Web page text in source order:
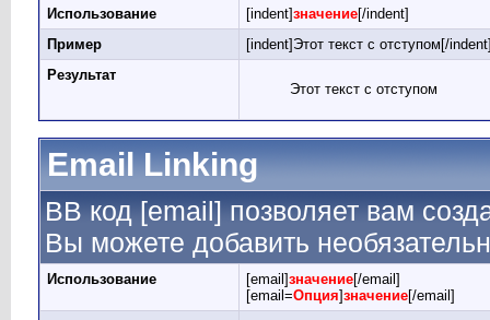
Использование [indent]значение[/indent]
Пример
[indent]Этот текст с отступом[/
Результат
Этот текст с отступом
Email Linking
BB код [email] позволяет вам
Вы можете добавить
Использование [email]значение[/email]
[email=Опция]значение[/email]